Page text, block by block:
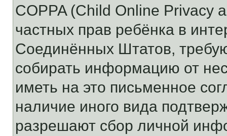
COPPA (Child Online Privacy
частных прав ребёнка в
Соединённых Штатов,
собирать информацию от
иметь на это письменное
наличие иного вида
разрешают сбор личной